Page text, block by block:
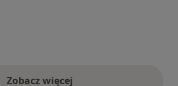
Zobacz więcej